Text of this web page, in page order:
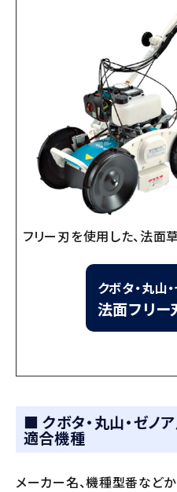
フリー刃を使用した、法面
クボタ・丸山
法面フリー
■ クボタ・丸山・ゼノ
適合機種
メーカー名、機種型番など